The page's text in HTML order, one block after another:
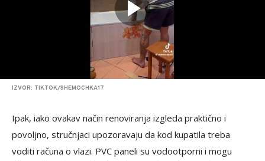
IZVOR: TIKTOK/SHEMOCHKA17
Ipak, iako ovakav način renoviranja izgleda praktično i
povoljno, stručnjaci upozoravaju da kod kupatila treba
voditi računa o vlazi. PVC paneli su vodootporni i mogu